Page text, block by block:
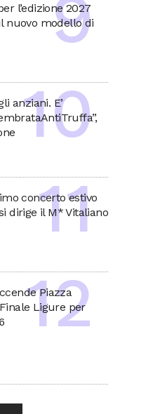
l’edizione 2027
nuovo modello di
anziani. E’
concerto estivo
dirige il M* Vitaliano
Piazza
Ligure per